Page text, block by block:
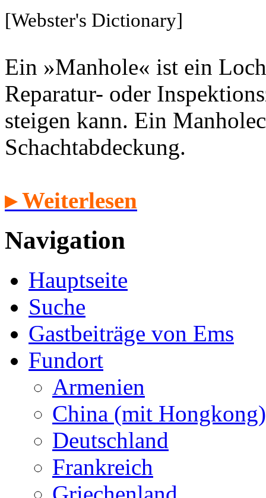
[Webster's Dictionary]
Ein »Manhole« ist ein
Reparatur- oder
steigen kann. Ein
Schachtabdeckung.
▸ Weiterlesen
Navigation
Hauptseite
Suche
Gastbeiträge von Ems
Fundort
Armenien
China (mit Hongkong)
Deutschland
Frankreich